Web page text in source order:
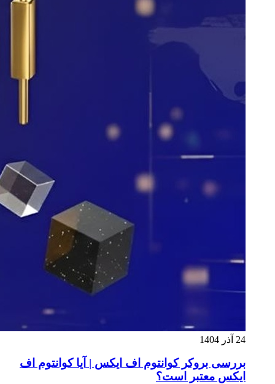
24 آذر 1404
بررسی بروکر کوانتوم اف ایکس | آیا کوانتوم اف
ایکس معتبر است؟